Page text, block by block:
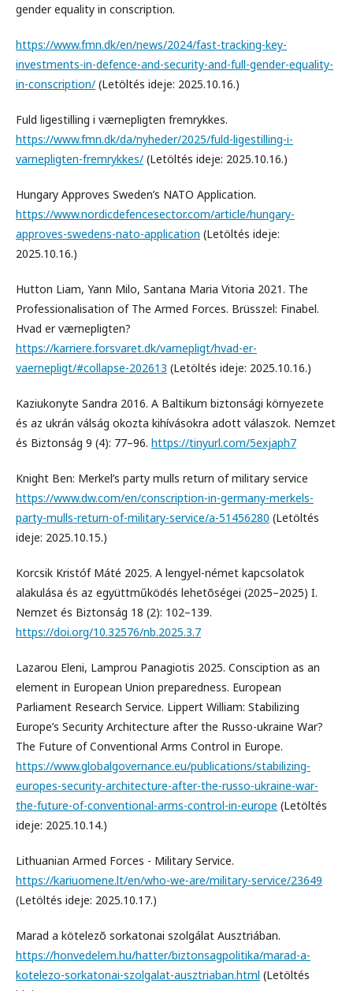
gender equality in conscription.
https://www.fmn.dk/en/news/2024/fast-tracking-key-
investments-in-defence-and-security-and-full-gender-equality-
in-conscription/ (Letöltés ideje: 2025.10.16.)
Fuld ligestilling i værnepligten fremrykkes.
https://www.fmn.dk/da/nyheder/2025/fuld-ligestilling-i-
varnepligten-fremrykkes/ (Letöltés ideje: 2025.10.16.)
Hungary Approves Sweden’s NATO Application.
https://www.nordicdefencesector.com/article/hungary-
approves-swedens-nato-application (Letöltés ideje:
2025.10.16.)
Hutton Liam, Yann Milo, Santana Maria Vitoria 2021. The
Professionalisation of The Armed Forces. Brüsszel: Finabel.
Hvad er værnepligten?
https://karriere.forsvaret.dk/varnepligt/hvad-er-
vaernepligt/#collapse-202613 (Letöltés ideje: 2025.10.16.)
Kaziukonyte Sandra 2016. A Baltikum biztonsági környezete
és az ukrán válság okozta kihívásokra adott válaszok. Nemzet
és Biztonság 9 (4): 77–96. https://tinyurl.com/5exjaph7
Knight Ben: Merkel’s party mulls return of military service
https://www.dw.com/en/conscription-in-germany-merkels-
party-mulls-return-of-military-service/a-51456280 (Letöltés
ideje: 2025.10.15.)
Korcsik Kristóf Máté 2025. A lengyel-német kapcsolatok
alakulása és az együttműködés lehetõségei (2025–2025) I.
Nemzet és Biztonság 18 (2): 102–139.
https://doi.org/10.32576/nb.2025.3.7
Lazarou Eleni, Lamprou Panagiotis 2025. Consciption as an
element in European Union preparedness. European
Parliament Research Service. Lippert William: Stabilizing
Europe’s Security Architecture after the Russo-ukraine War?
The Future of Conventional Arms Control in Europe.
https://www.globalgovernance.eu/publications/stabilizing-
europes-security-architecture-after-the-russo-ukraine-war-
the-future-of-conventional-arms-control-in-europe (Letöltés
ideje: 2025.10.14.)
Lithuanian Armed Forces - Military Service.
https://kariuomene.lt/en/who-we-are/military-service/23649
(Letöltés ideje: 2025.10.17.)
Marad a kötelezõ sorkatonai szolgálat Ausztriában.
https://honvedelem.hu/hatter/biztonsagpolitika/marad-a-
kotelezo-sorkatonai-szolgalat-ausztriaban.html (Letöltés